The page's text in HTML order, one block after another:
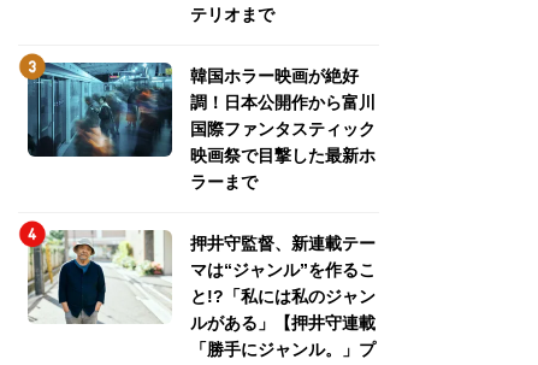
テリオまで
韓国ホラー映画が絶好
調！日本公開作から富川
国際ファンタスティック
映画祭で目撃した最新ホ
ラーまで
押井守監督、新連載テー
マは“ジャンル”を作るこ
と!?「私には私のジャン
ルがある」【押井守連載
「勝手にジャンル。」プ